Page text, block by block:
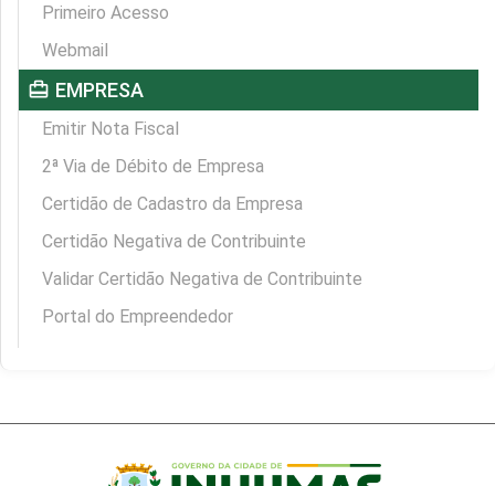
Primeiro Acesso
Webmail
card_travel EMPRESA
Emitir Nota Fiscal
2ª Via de Débito de Empresa
Certidão de Cadastro da Empresa
Certidão Negativa de Contribuinte
Validar Certidão Negativa de Contribuinte
Portal do Empreendedor